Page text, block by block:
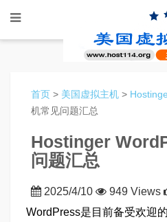
首页 > 美国虚拟主机 >
机常见问题汇总
Hostinger
问题汇总
2025/4/10 949 Views
WordPress是目前备受欢迎